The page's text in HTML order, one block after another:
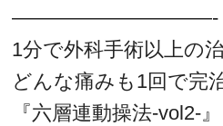
——————————-
1分で外科手術以上の
どんな痛みも1回で完
『六層連動操法-vol2-』